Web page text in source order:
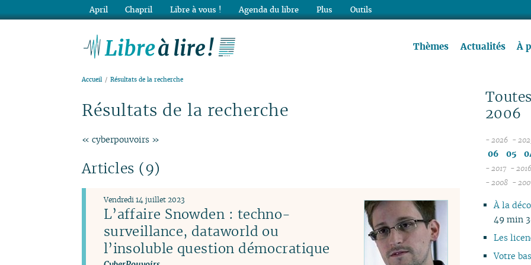
Thèmes Actualités À
Accueil Résultats de la recherche
Résultats de la recherche
« cyberpouvoirs »
Articles (9)
L’affaire Snowden : techno-
surveillance, dataworld ou
l’insoluble question démocratique
Vendredi 14 juillet 2023
2006
- 2026
08
04
03
02
-
06
05
- 2017
10
09
08
- 2016
- 2008
11
10
06
-
À la
49 min
Les
Votre
April Chapril Libre à vous ! Agenda du libre Plus Outils